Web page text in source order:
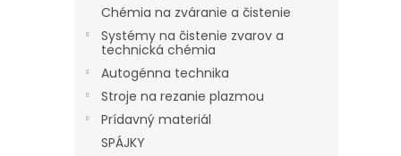
Chémia na zváranie a čistenie
Systémy na čistenie zvarov a
technická chémia
Autogénna technika
Stroje na rezanie plazmou
Prídavný materiál
SPÁJKY